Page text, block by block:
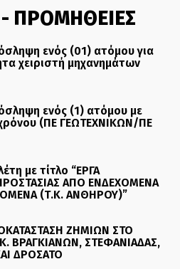
- ΠΡΟΜΗΘΕΙΕΣ
ενός (01) ατόμου για
χειριστή μηχανημάτων
ενός (1) ατόμου με
(ΠΕ ΓΕΩΤΕΧΝΙΚΩΝ/ΠΕ
με τίτλο “ΕΡΓΑ
ΑΠΟ ΕΝΔΕΧΟΜΕΝΑ
(Τ.Κ. ΑΝΘΗΡΟΥ)”
ΖΗΜΙΩΝ ΣΤΟ
ΒΡΑΓΚΙΑΝΩΝ, ΣΤΕΦΑΝΙΑΔΑΣ,
ΔΡΟΣΑΤΟ